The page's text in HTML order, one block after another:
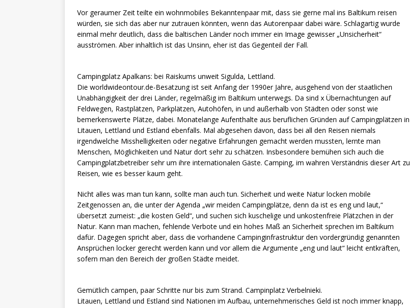
Vor geraumer Zeit teilte ein wohnmobiles Bekanntenpaar mit, dass sie gerne mal ins Baltikum reisen
würden, sie sich das aber nur zutrauen könnten, wenn das Autorenpaar dabei wäre. Schlagartig wurde
einmal mehr deutlich, dass die baltischen Länder noch immer ein Image gewisser „Unsicherheit“
ausströmen. Aber inhaltlich ist das Unsinn, eher ist das Gegenteil der Fall.
Campingplatz Apalkans: bei Raiskums unweit Sigulda, Lettland.
Die worldwideontour.de-Besatzung ist seit Anfang der 1990er Jahre, ausgehend von der staatlichen
Unabhängigkeit der drei Länder, regelmäßig im Baltikum unterwegs. Da sind x Übernachtungen auf
Feldwegen, Rastplätzen, Parkplätzen, Autohöfen, in und außerhalb von Städten oder sonst wie
bemerkenswerte Plätze, dabei. Monatelange Aufenthalte aus beruflichen Gründen auf Campingplätzen in
Litauen, Lettland und Estland ebenfalls. Mal abgesehen davon, dass bei all den Reisen niemals
irgendwelche Misshelligkeiten oder negative Erfahrungen gemacht werden mussten, lernte man
Menschen, Möglichkeiten und Natur dort sehr zu schätzen. Insbesondere bemühen sich auch die
Campingplatzbetreiber sehr um ihre internationalen Gäste. Camping, im wahren Verständnis dieser Art zu
Reisen, wie es besser kaum geht.
Nicht alles was man tun kann, sollte man auch tun. Sicherheit und weite Natur locken mobile
Zeitgenossen an, die unter der Agenda „wir meiden Campingplätze, denn da ist es eng und laut,“
übersetzt zumeist: „die kosten Geld“, und suchen sich kuschelige und unkostenfreie Plätzchen in der
Natur. Kann man machen, fehlende Verbote und ein hohes Maß an Sicherheit sprechen im Baltikum
dafür. Dagegen spricht aber, dass die vorhandene Campinginfrastruktur den vordergründig genannten
Ansprüchen locker gerecht werden kann und vor allem die Argumente „eng und laut“ leicht entkräften,
sofern man den Bereich der großen Städte meidet.
Gemütlich campen, paar Schritte nur bis zum Strand. Campinplatz Verbelnieki.
Litauen, Lettland und Estland sind Nationen im Aufbau, unternehmerisches Geld ist noch immer knapp,